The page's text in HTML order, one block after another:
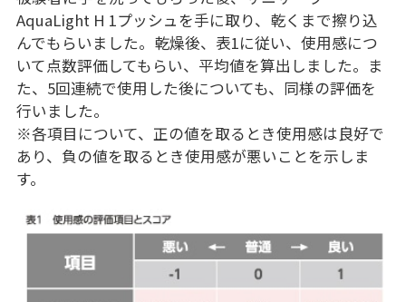
AquaLight H 1プッシュを手に取り、乾くまで擦り込
んでもらいました。乾燥後、表1に従い、使用感につ
いて点数評価してもらい、平均値を算出しました。ま
た、5回連続で使用した後についても、同様の評価を
行いました。
※各項目について、正の値を取るとき使用感は良好で
あり、負の値を取るとき使用感が悪いことを示しま
す。